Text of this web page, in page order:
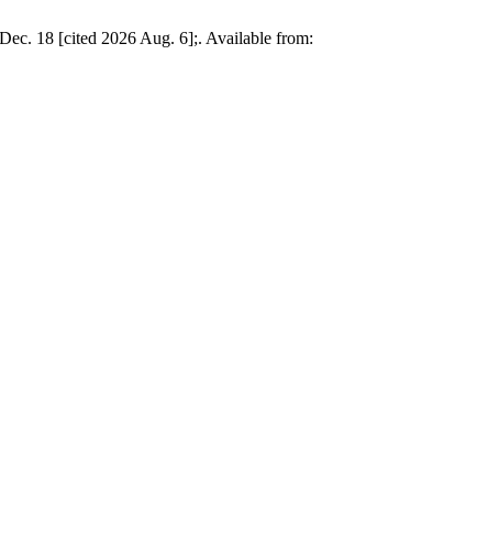
18 [cited 2026 Aug. 6];. Available from: